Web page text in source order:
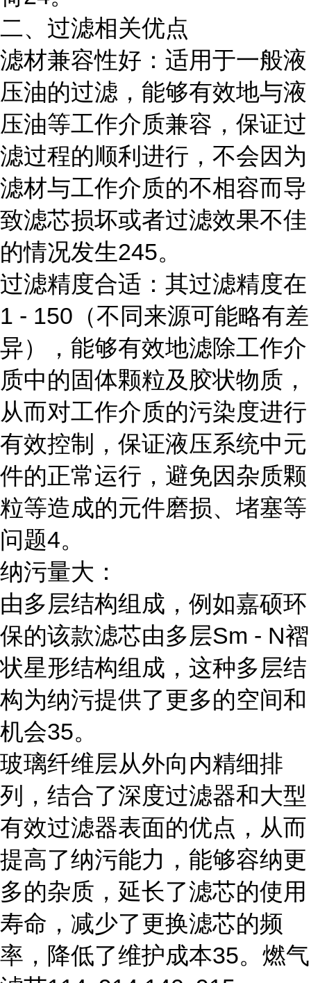
二、过滤相关优点
滤材兼容性好：适用于一般液
压油的过滤，能够有效地与液
压油等工作介质兼容，保证过
滤过程的顺利进行，不会因为
滤材与工作介质的不相容而导
致滤芯损坏或者过滤效果不佳
的情况发生245。
过滤精度合适：其过滤精度在
1 - 150（不同来源可能略有差
异），能够有效地滤除工作介
质中的固体颗粒及胶状物质，
从而对工作介质的污染度进行
有效控制，保证液压系统中元
件的正常运行，避免因杂质颗
粒等造成的元件磨损、堵塞等
问题4。
纳污量大：
由多层结构组成，例如嘉硕环
保的该款滤芯由多层Sm - N褶
状星形结构组成，这种多层结
构为纳污提供了更多的空间和
机会35。
玻璃纤维层从外向内精细排
列，结合了深度过滤器和大型
有效过滤器表面的优点，从而
提高了纳污能力，能够容纳更
多的杂质，延长了滤芯的使用
寿命，减少了更换滤芯的频
率，降低了维护成本35。燃气